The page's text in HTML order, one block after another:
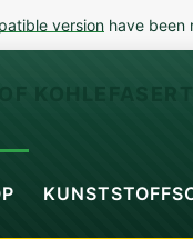
version have been